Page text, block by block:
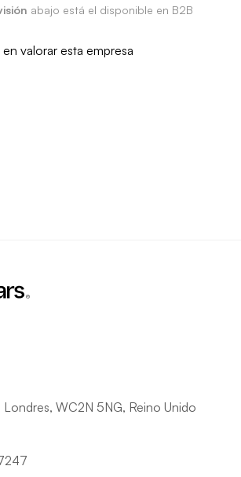
abajo está el disponible en B2B
valorar esta empresa
WC2N 5NG, Reino Unido